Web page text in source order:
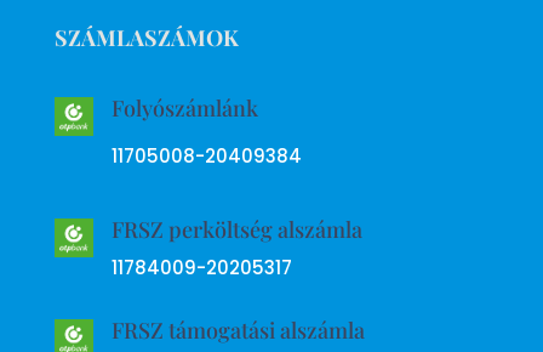
SZÁMLASZÁMOK
Folyószámlánk
11705008-20409384
FRSZ perköltség alszámla
11784009-20205317
FRSZ támogatási alszámla